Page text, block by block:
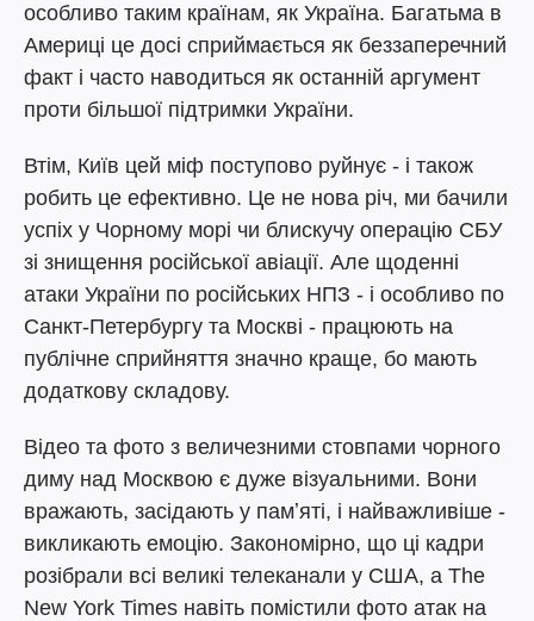
особливо таким країнам, як Україна. Багатьма в
Америці це досі сприймається як беззаперечний
факт і часто наводиться як останній аргумент
проти більшої підтримки України.
Втім, Київ цей міф поступово руйнує - і також
робить це ефективно. Це не нова річ, ми бачили
успіх у Чорному морі чи блискучу операцію СБУ
зі знищення російської авіації. Але щоденні
атаки України по російських НПЗ - і особливо по
Санкт-Петербургу та Москві - працюють на
публічне сприйняття значно краще, бо мають
додаткову складову.
Відео та фото з величезними стовпами чорного
диму над Москвою є дуже візуальними. Вони
вражають, засідають у памʼяті, і найважливіше -
викликають емоцію. Закономірно, що ці кадри
розібрали всі великі телеканали у США, а The
New York Times навіть помістили фото атак на